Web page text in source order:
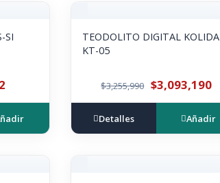
SI
TEODOLITO DIGITAL KOLIDA
KT-05
$3,255,990 $3,093,190
Detalles Añadir